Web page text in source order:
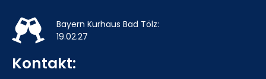
Bayern Kurhaus Bad Tölz:
19.02.27
Kontakt: